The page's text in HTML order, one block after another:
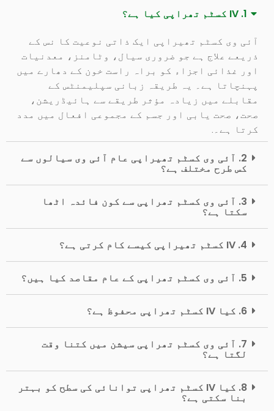
1. IV کسٹم تھراپی کیا ہے؟
آئی وی کسٹم تھیراپی ایک ذاتی نوعیت کا نس کے
ذریعے علاج ہے جو ضروری سیال، وٹامنز، معدنیات
اور غذائی اجزاء کو براہ راست خون کے دھارے میں
پہنچاتا ہے۔ یہ طریقہ زبانی سپلیمنٹس کے
مقابلے میں زیادہ مؤثر طریقے سے ہائیڈریشن،
صحت، صحت یابی اور جسم کے مجموعی افعال میں مدد
کرتا ہے۔.
2. آئی وی کسٹم تھیراپی عام آئی وی سیالوں سے
کس طرح مختلف ہے؟
3. آئی وی کسٹم تھراپی سے کون فائدہ اٹھا
سکتا ہے؟
4. IV کسٹم تھیراپی کیسے کام کرتی ہے؟
5. آئی وی کسٹم تھراپی کے عام مقاصد کیا ہیں؟
6. کیا IV کسٹم تھراپی محفوظ ہے؟
7. آئی وی کسٹم تھراپی سیشن میں کتنا وقت
لگتا ہے؟
8. کیا IV کسٹم تھراپی توانائی کی سطح کو بہتر
بنا سکتی ہے؟